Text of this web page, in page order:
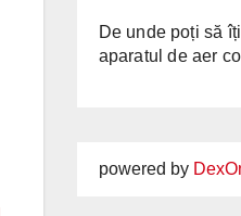
De unde poți să
aparatul de aer
powered by